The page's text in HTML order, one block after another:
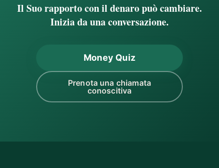
Il Suo rapporto con il denaro può cambiare.
Inizia da una conversazione.
Money Quiz
Prenota una chiamata
conoscitiva